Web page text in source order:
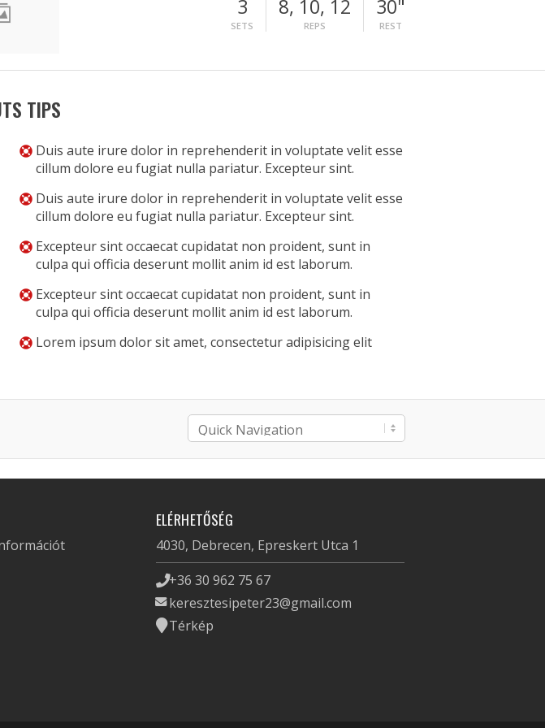
3
SETS
8, 10, 12
REPS
30"
REST
TIPS
Duis aute irure dolor in reprehenderit in voluptate velit esse
cillum dolore eu fugiat nulla pariatur. Excepteur sint.
Duis aute irure dolor in reprehenderit in voluptate velit esse
cillum dolore eu fugiat nulla pariatur. Excepteur sint.
Excepteur sint occaecat cupidatat non proident, sunt in
culpa qui officia deserunt mollit anim id est laborum.
Excepteur sint occaecat cupidatat non proident, sunt in
culpa qui officia deserunt mollit anim id est laborum.
Lorem ipsum dolor sit amet, consectetur adipisicing elit
ELÉRHETŐSÉG
4030, Debrecen, Epreskert Utca 1
+36 30 962 75 67
keresztesipeter23@gmail.com
Térkép